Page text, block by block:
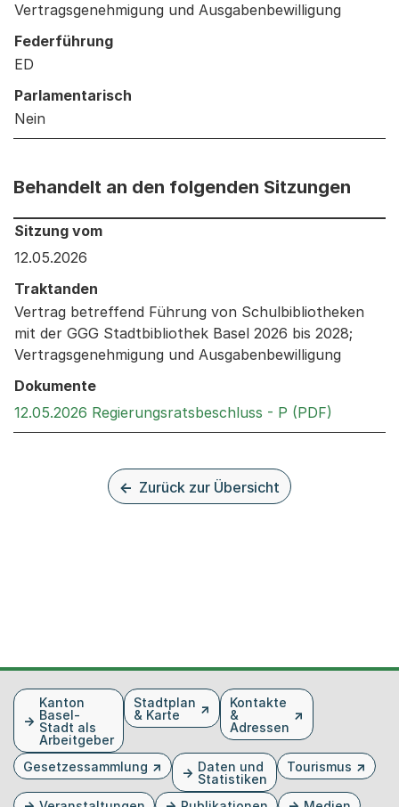
Vertragsgenehmigung und Ausgabenbewilligung
Federführung
ED
Parlamentarisch
Nein
Behandelt an den folgenden Sitzungen
Behandelt an den folgenden Sitzungen: Informationen
Sitzung vom
12.05.2026
Traktanden
Vertrag betreffend Führung von Schulbibliotheken
mit der GGG Stadtbibliothek Basel 2026 bis 2028;
Vertragsgenehmigung und Ausgabenbewilligung
Dokumente
12.05.2026 Regierungsratsbeschluss - P (PDF)
Zurück zur Übersicht
FusszeileKanton
Basel-
Stadt als
Arbeitgeber
Stadtplan
& Karte
Kontakte
&
Adressen
Gesetzessammlung
Daten und
Statistiken
Tourismus